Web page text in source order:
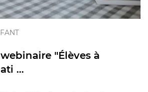
"Élèves à
...